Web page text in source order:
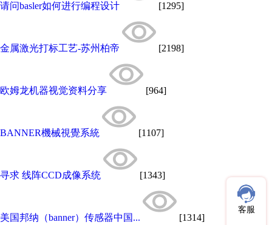
请问basler如何进行编程设计 [1295]
金属激光打标工艺-苏州柏帝 [2198]
欧姆龙机器视觉资料分享 [964]
BANNER機械視覺系統 [1107]
寻求 线阵CCD成像系统 [1343]
美国邦纳（banner）传感器中国... [1314]
客服